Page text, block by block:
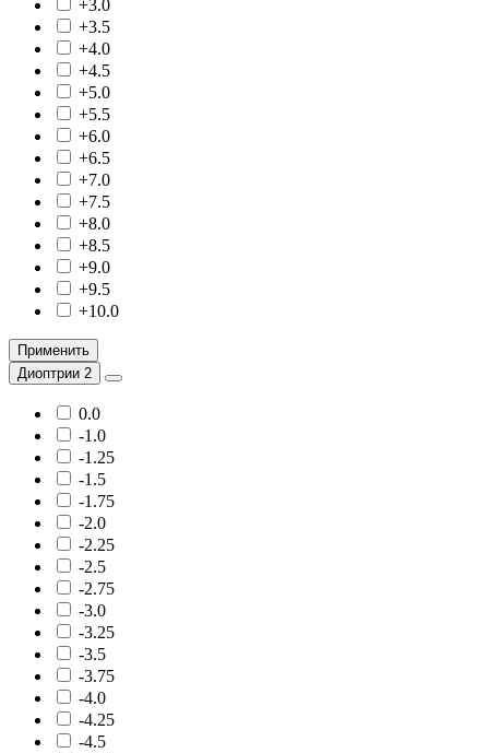
+3.0
+3.5
+4.0
+4.5
+5.0
+5.5
+6.0
+6.5
+7.0
+7.5
+8.0
+8.5
+9.0
+9.5
+10.0
Применить
Диоптрии 2
0.0
-1.0
-1.25
-1.5
-1.75
-2.0
-2.25
-2.5
-2.75
-3.0
-3.25
-3.5
-3.75
-4.0
-4.25
-4.5